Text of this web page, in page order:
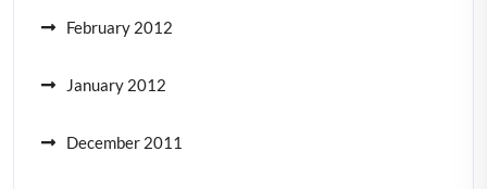
February 2012
January 2012
December 2011